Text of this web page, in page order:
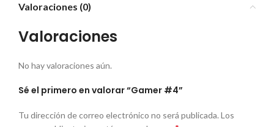
Valoraciones (0)
Valoraciones
No hay valoraciones aún.
Sé el primero en valorar “Gamer #4”
Tu dirección de correo electrónico no será publicada. Los